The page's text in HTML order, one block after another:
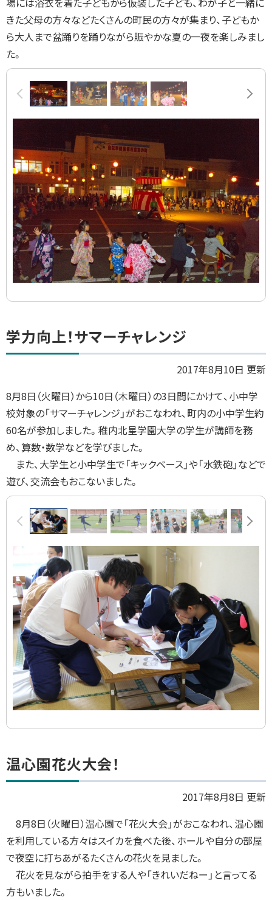
きた父母の方々などたくさんの町民の方々が集まり、子どもか
ら大人まで盆踊りを踊りながら賑やかな夏の一夜を楽しみまし
た。
画
イ
ド
集
前へ
ト
ッ
戻
る
学力向上！サマーチャレンジ
2017年8月10日 更新
8月8日（火曜日）から10日（木曜日）の3日間にかけて、小中学
校対象の「サマーチャレンジ」がおこなわれ、町内の小中学生約
60名が参加しました。稚内北星学園大学の学生が講師を務
め、算数・数学などを学びました。
また、大学生と小中学生で「キックベース」や「水鉄砲」などで
遊び、交流会もおこないました。
画
イ
ド
集
前へ 次へ
ト
ッ
る
温心園花火大会！
2017年8月8日 更新
8月8日（火曜日）温心園で「花火大会」がおこなわれ、温心園
を利用している方々はスイカを食べた後、ホールや自分の部屋
で夜空に打ちあがるたくさんの花火を見ました。
花火を見ながら拍手をする人や「きれいだねー」と言ってる
方もいました。